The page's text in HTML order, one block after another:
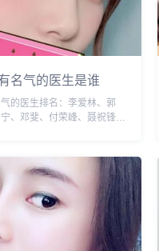
名气的医生是谁
的医生排名：李爱林、郭
、邓斐、付荣峰、聂祝锋
案例。...